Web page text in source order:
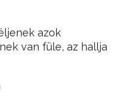
azok
van füle, az hallja